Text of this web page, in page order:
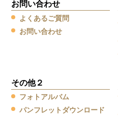
お問い合わせ
よくあるご質問
お問い合わせ
その他２
フォトアルバム
パンフレットダウンロード